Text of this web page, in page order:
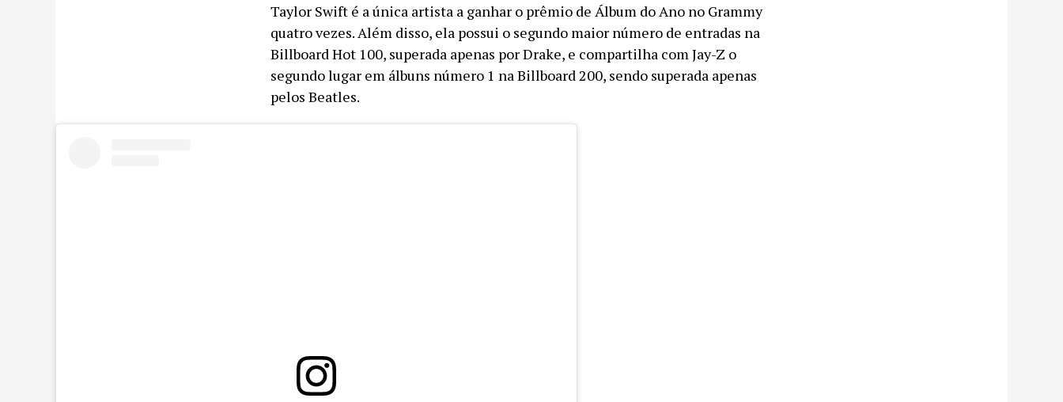
Taylor Swift é a única artista a ganhar o prêmio de Álbum do Ano no Grammy
quatro vezes. Além disso, ela possui o segundo maior número de entradas na
Billboard Hot 100, superada apenas por Drake, e compartilha com Jay-Z o
segundo lugar em álbuns número 1 na Billboard 200, sendo superada apenas
pelos Beatles.